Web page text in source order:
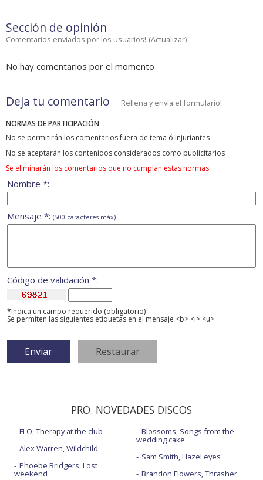
Sección de opinión
Comentarios enviados por los usuarios! (Actualizar)
No hay comentarios por el momento
Deja tu comentario Rellena y envía el formulario!
NORMAS DE PARTICIPACIÓN
No se permitirán los comentarios fuera de tema ó injuriantes
No se aceptarán los contenidos considerados como publicitarios
Se eliminarán los comentarios que no cumplan estas normas
Nombre *:
Mensaje *: (500 caracteres máx)
Código de validación *:
*Indica un campo requerido (obligatorio)
Se permiten las siguientes etiquetas en el mensaje <b> <i> <u>
PRO. NOVEDADES DISCOS
FLO, Therapy at the club
Alex Warren, Wildchild
Phoebe Bridgers, Lost
weekend
Blossoms, Songs from the
wedding cake
Sam Smith, Hazel eyes
Brandon Flowers, Thrasher